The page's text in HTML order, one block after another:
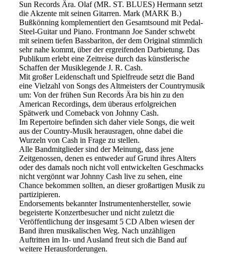
Sun Records Ära. Olaf (MR. ST. BLUES) Hermann setzt
die Akzente mit seinen Gitarren. Mark (MARK B.)
Bußkönning komplementiert den Gesamtsound mit Pedal-
Steel-Guitar und Piano. Frontmann Joe Sander schwebt
mit seinem tiefen Bassbariton, der dem Original stimmlich
sehr nahe kommt, über der ergreifenden Darbietung. Das
Publikum erlebt eine Zeitreise durch das künstlerische
Schaffen der Musiklegende J. R. Cash.
Mit großer Leidenschaft und Spielfreude setzt die Band
eine Vielzahl von Songs des Altmeisters der Countrymusik
um: Von der frühen Sun Records Ära bis hin zu den
American Recordings, dem überaus erfolgreichen
Spätwerk und Comeback von Johnny Cash.
Im Repertoire befinden sich daher viele Songs, die weit
aus der Country-Musik herausragen, ohne dabei die
Wurzeln von Cash in Frage zu stellen.
Alle Bandmitglieder sind der Meinung, dass jene
Zeitgenossen, denen es entweder auf Grund ihres Alters
oder des damals noch nicht voll entwickelten Geschmacks
nicht vergönnt war Johnny Cash live zu sehen, eine
Chance bekommen sollten, an dieser großartigen Musik zu
partizipieren.
Endorsements bekannter Instrumentenhersteller, sowie
begeisterte Konzertbesucher und nicht zuletzt die
Veröffentlichung der insgesamt 5 CD Alben wiesen der
Band ihren musikalischen Weg. Nach unzähligen
Auftritten im In- und Ausland freut sich die Band auf
weitere Herausforderungen.